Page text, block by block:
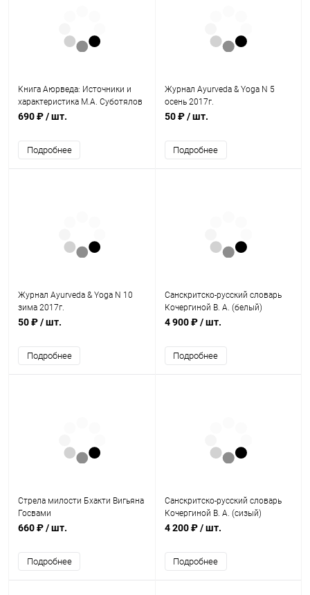
Книга Аюрведа: Источники и
характеристика М.А. Суботялов
В.Ю. Дружинин
690 ₽/ шт.
Подробнее
Журнал Ayurveda & Yoga N 5
осень 2017г.
50 ₽/ шт.
Подробнее
Журнал Ayurveda & Yoga N 10
зима 2017г.
50 ₽/ шт.
Подробнее
Санскритско-русский словарь
Кочергиной В. А. (белый)
4 900 ₽/ шт.
Подробнее
Стрела милости Бхакти Вигьяна
Госвами
660 ₽/ шт.
Подробнее
Санскритско-русский словарь
Кочергиной В. А. (сизый)
4 200 ₽/ шт.
Подробнее